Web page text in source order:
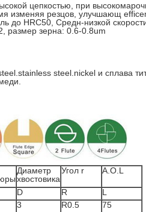
цепкостью, при
изменяя резцов, улучшающ
до HRC50, Средн-низкой
размер зерна: 0.6-0.8um
steel.nickel и сплава
Диаметр
хвостовика
Угол r A.O.L
D R
L
3 R0.5
75